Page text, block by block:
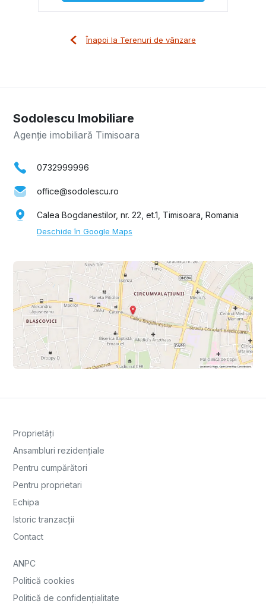
Înapoi la Terenuri de vânzare
Sodolescu Imobiliare
Agenție imobiliară Timisoara
0732999996
office@sodolescu.ro
Calea Bogdanestilor, nr. 22, et.1, Timisoara, Romania
Deschide în Google Maps
Proprietăți
Ansambluri rezidențiale
Pentru cumpărători
Pentru proprietari
Echipa
Istoric tranzacții
Contact
ANPC
Politică cookies
Politică de confidențialitate